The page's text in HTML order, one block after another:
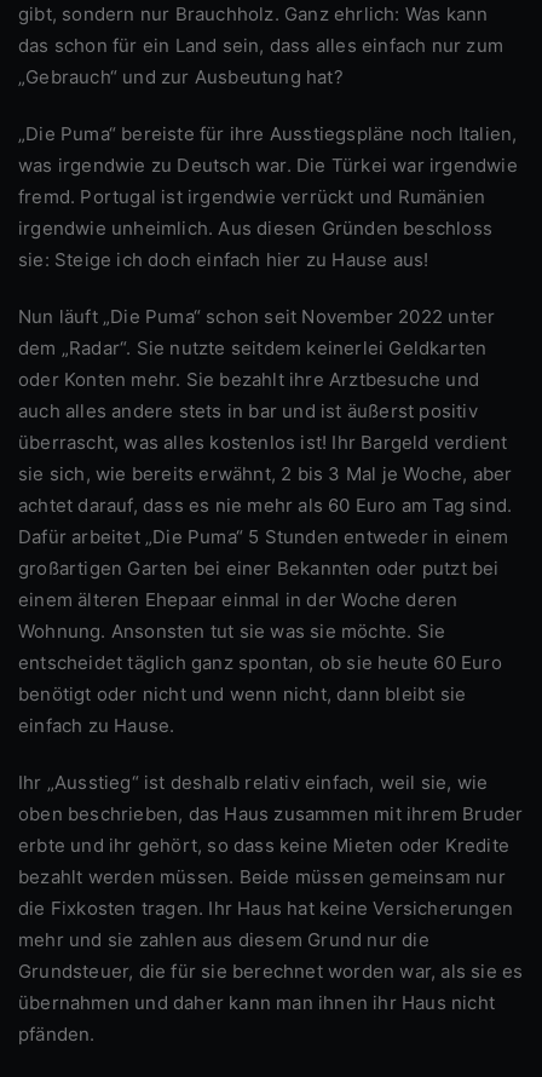
gibt, sondern nur Brauchholz. Ganz ehrlich: Was kann
das schon für ein Land sein, dass alles einfach nur zum
„Gebrauch“ und zur Ausbeutung hat?
„Die Puma“ bereiste für ihre Ausstiegspläne noch Italien,
was irgendwie zu Deutsch war. Die Türkei war irgendwie
fremd. Portugal ist irgendwie verrückt und Rumänien
irgendwie unheimlich. Aus diesen Gründen beschloss
sie: Steige ich doch einfach hier zu Hause aus!
Nun läuft „Die Puma“ schon seit November 2022 unter
dem „Radar“. Sie nutzte seitdem keinerlei Geldkarten
oder Konten mehr. Sie bezahlt ihre Arztbesuche und
auch alles andere stets in bar und ist äußerst positiv
überrascht, was alles kostenlos ist! Ihr Bargeld verdient
sie sich, wie bereits erwähnt, 2 bis 3 Mal je Woche, aber
achtet darauf, dass es nie mehr als 60 Euro am Tag sind.
Dafür arbeitet „Die Puma“ 5 Stunden entweder in einem
großartigen Garten bei einer Bekannten oder putzt bei
einem älteren Ehepaar einmal in der Woche deren
Wohnung. Ansonsten tut sie was sie möchte. Sie
entscheidet täglich ganz spontan, ob sie heute 60 Euro
benötigt oder nicht und wenn nicht, dann bleibt sie
einfach zu Hause.
Ihr „Ausstieg“ ist deshalb relativ einfach, weil sie, wie
oben beschrieben, das Haus zusammen mit ihrem Bruder
erbte und ihr gehört, so dass keine Mieten oder Kredite
bezahlt werden müssen. Beide müssen gemeinsam nur
die Fixkosten tragen. Ihr Haus hat keine Versicherungen
mehr und sie zahlen aus diesem Grund nur die
Grundsteuer, die für sie berechnet worden war, als sie es
übernahmen und daher kann man ihnen ihr Haus nicht
pfänden.